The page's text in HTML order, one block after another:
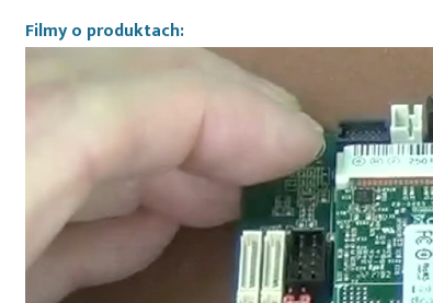
Filmy o produktach: